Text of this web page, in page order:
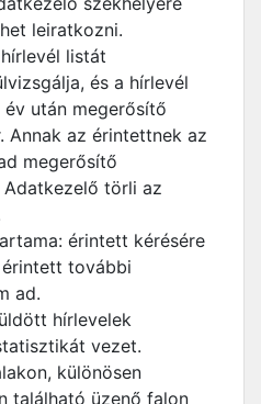
leiratkozni.
listát
és a hírlevél
után megerősítő
Annak az érintettnek az
megerősítő
törli az
érintett kérésére
további
ad.
hírlevelek
vezet.
különösen
található üzenő falon